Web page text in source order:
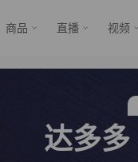
商品 直播 视频
达多多